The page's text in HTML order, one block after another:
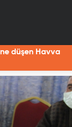
düşen Havva